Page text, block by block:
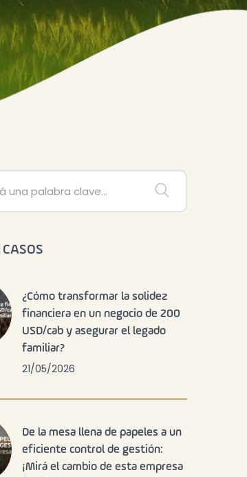
¿Cómo transformar la solidez
financiera en un negocio de 200
USD/cab y asegurar el legado
familiar?
21/05/2026
De la mesa llena de papeles a un
eficiente control de gestión:
¡Mirá el cambio de esta empresa